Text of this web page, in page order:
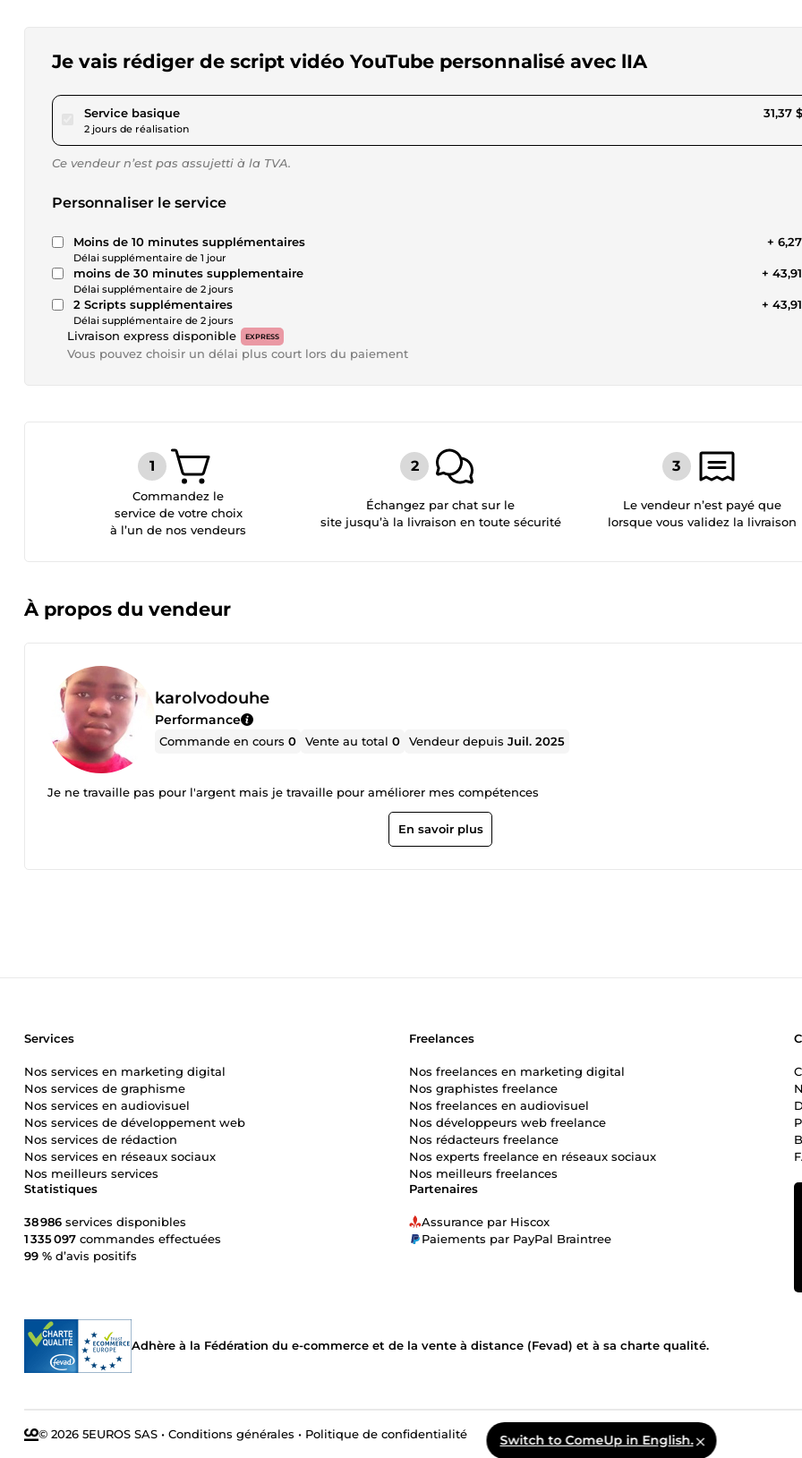
Je vais rédiger de script vidéo YouTube personnalisé avec lIA
Service basiquepour 28,90 $US
2 jours de réalisation
31,37
Ce vendeur n’est pas assujetti à la TVA.
Personnaliser le service
Moins de 10 minutes supplémentaires
Délai supplémentaire de 1 jour
+
moins de 30 minutes supplementaire
Délai supplémentaire de 2 jours
+
2 Scripts supplémentaires
Délai supplémentaire de 2 jours
+
Livraison express disponible EXPRESS
Vous pouvez choisir un délai plus court lors du paiement
Commandez le
service de votre choix
à l’un de nos vendeurs
Échangez par chat sur le
site jusqu’à la livraison en toute sécurité
Le vendeur n’est payé que
lorsque vous validez la livraison
À propos du vendeur
karolvodouhe
Performance
Commande en cours0 Vente au total0 Vendeur depuisJuil. 2025
Je ne travaille pas pour l'argent mais je travaille pour améliorer mes compétences
En savoir plus
Switch to ComeUp in English.
Partenaires
Assurance par Hiscox
Paiements par PayPal Braintree
Statistiques
38 986 services disponibles
1 335 097 commandes effectuées
99 % d’avis positifs
Services
Nos services en marketing digital
Nos services de graphisme
Nos services en audiovisuel
Nos services de développement web
Nos services de rédaction
Nos services en réseaux sociaux
Nos meilleurs services
Freelances
Nos freelances en marketing digital
Nos graphistes freelance
Nos freelances en audiovisuel
Nos développeurs web freelance
Nos rédacteurs freelance
Nos experts freelance en réseaux sociaux
Nos meilleurs freelances
Adhère à la Fédération du e-commerce et de la vente à distance (Fevad) et à sa charte qualité.
© 2026 5EUROS SAS • Conditions générales • Politique de confidentialité